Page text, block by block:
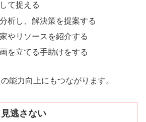
て捉える
析し、解決策を提案する
やリソースを紹介する
を立てる手助けをする
能力向上にもつながります。
逃さない